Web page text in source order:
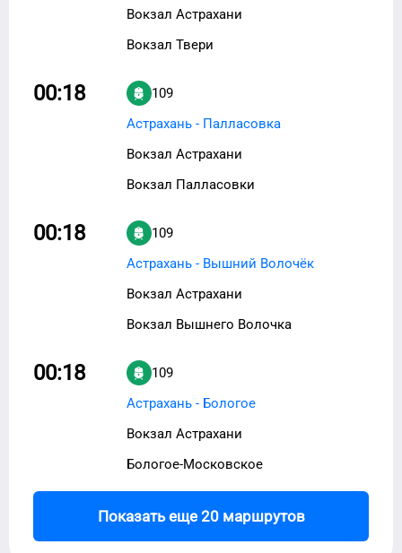
Вокзал Астрахани
Вокзал Твери
00:18
109
Астрахань - Палласовка
Вокзал Астрахани
Вокзал Палласовки
00:18
109
Астрахань - Вышний Волочёк
Вокзал Астрахани
Вокзал Вышнего Волочка
00:18
109
Астрахань - Бологое
Вокзал Астрахани
Бологое-Московское
Показать еще 20 маршрутов